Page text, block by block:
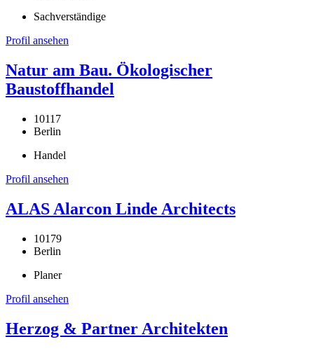
Sachverständige
Profil ansehen
Natur am Bau. Ökologischer
Baustoffhandel
10117
Berlin
Handel
Profil ansehen
ALAS Alarcon Linde Architects
10179
Berlin
Planer
Profil ansehen
Herzog & Partner Architekten